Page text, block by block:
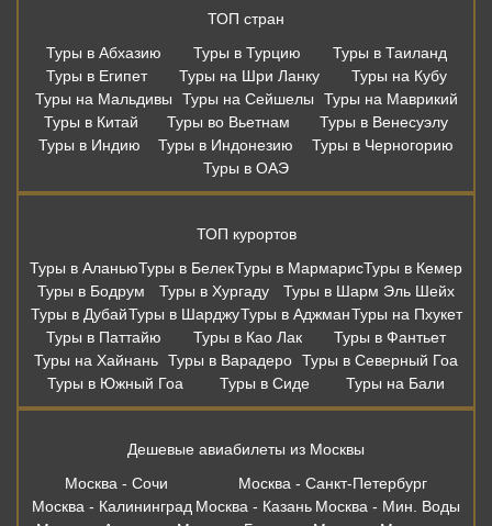
ТОП стран
Туры в Абхазию
Туры в Турцию
Туры в Таиланд
Туры в Египет
Туры на Шри Ланку
Туры на Кубу
Туры на Мальдивы
Туры на Сейшелы
Туры на Маврикий
Туры в Китай
Туры во Вьетнам
Туры в Венесуэлу
Туры в Индию
Туры в Индонезию
Туры в Черногорию
Туры в ОАЭ
ТОП курортов
Туры в АланьюТуры в БелекТуры в МармарисТуры в Кемер
Туры в Бодрум
Туры в Хургаду
Туры в Шарм Эль Шейх
Туры в ДубайТуры в ШарджуТуры в АджманТуры на Пхукет
Туры в Паттайю
Туры в Као Лак
Туры в Фантьет
Туры на Хайнань Туры в Варадеро Туры в Северный Гоа
Туры в Южный Гоа
Туры в Сиде Туры на Бали
Дешевые авиабилеты из Москвы
Москва - Сочи
Москва - Санкт-Петербург
Москва - Калининград Москва - Казань Москва - Мин. Воды